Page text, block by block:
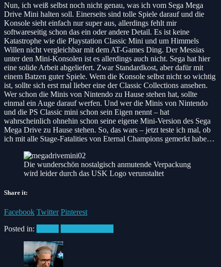
Nun, ich weiß selbst noch nicht genau, was ich vom Sega Mega
Drive Mini halten soll. Einerseits sind tolle Spiele darauf und die
Konsole sieht einfach nur super aus, allerdings fehlt mir
softwareseitig schon das ein oder andere Detail. Es ist keine
Katastrophe wie die Playstation Classic Mini und um Himmels
Willen nicht vergleichbar mit dem AT-Games Ding. Der Messias
unter den Mini-Konsolen ist es allerdings auch nicht. Sega hat hier
eine solide Arbeit abgeliefert. Zwar Standardkost, aber dafür mit
einem Batzen guter Spiele. Wem die Konsole selbst nicht so wichtig
ist, sollte sich erst mal lieber eine der Classic Collections ansehen.
Wer schon die Minis von Nintendo zu Hause stehen hat, sollte
einmal ein Auge darauf werfen. Und wer die Minis von Nintendo
und die PS Classic mini schon sein Eigen nennt – hat
wahrscheinlich ohnehin schon seine eigene Mini-Version des Sega
Mega Drive zu Hause stehen. So, das wars – jetzt teste ich mal, ob
ich mit alle Stage-Fatalities von Eternal Champions gemerkt habe…
Die wunderschön nostalgisch anmutende Verpackung
wird leider durch das USK Logo verunstaltet
Share it:
Facebook Twitter Pinterest
Posted in: